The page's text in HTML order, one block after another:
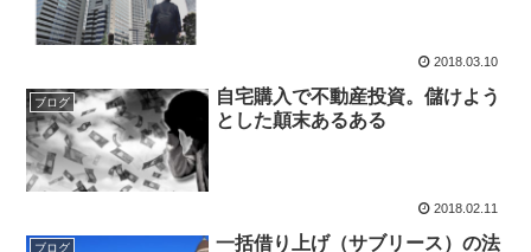
2018.03.10
ブログ
自宅購入で不動産投資。儲けよう
とした顛末あるある
2018.02.11
ブログ
一括借り上げ（サブリース）の法